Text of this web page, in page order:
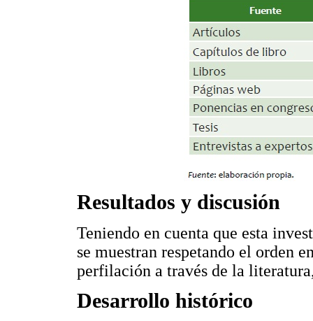
Resultados y discusión
Teniendo en cuenta que esta
se muestran respetando el orden
perfilación a través de la
Desarrollo histórico